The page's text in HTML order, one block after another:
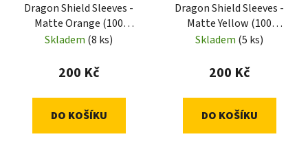
Dragon Shield Sleeves -
Matte Orange (100
Sleeves)
Skladem (8 ks)
200 Kč
DO KOŠÍKU
Dragon Shield Sleeves -
Matte Yellow (100
Sleeves)
Skladem (5 ks)
200 Kč
DO KOŠÍKU